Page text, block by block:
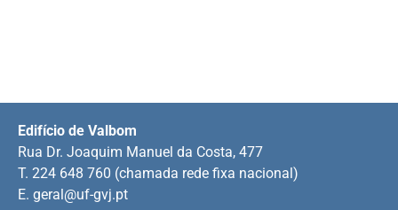
Edifício de Valbom
Rua Dr. Joaquim Manuel da Costa, 477
T. 224 648 760 (chamada rede fixa nacional)
E. geral@uf-gvj.pt